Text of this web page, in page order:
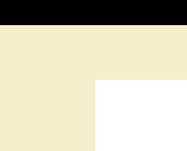
イベン